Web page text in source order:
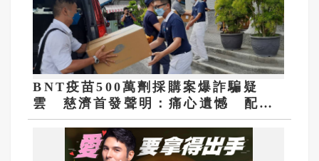
BNT疫苗500萬劑採購案爆詐騙疑
雲 慈濟首發聲明：痛心遺憾 配合
司法將追究權益